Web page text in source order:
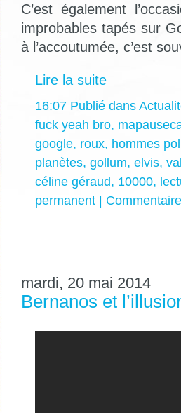
C’est également
improbables tapés sur
à l’accoutumée, c’est
Lire la suite
16:07 Publié dans
fuck yeah bro,
google, roux, hommes
planètes, gollum, elvis,
céline géraud, 10000,
permanent |
mardi, 20 mai 2014
Bernanos et